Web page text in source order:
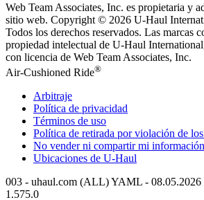
Web Team Associates, Inc. es propietaria y
sitio web. Copyright © 2026 U-Haul
Todos los derechos reservados. Las marcas
propiedad intelectual de U-Haul
con licencia de Web Team Associates, Inc.
Air-Cushioned Ride®
Arbitraje
Política de privacidad
Términos de uso
Política de retirada por violación de
No vender ni compartir mi
Ubicaciones de U-Haul
003 - uhaul.com (ALL) YAML - 08.05.2026
1.575.0